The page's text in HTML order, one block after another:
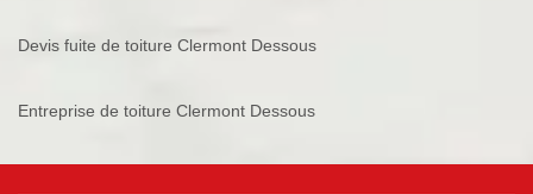
Devis fuite de toiture Clermont Dessous
Entreprise de toiture Clermont Dessous